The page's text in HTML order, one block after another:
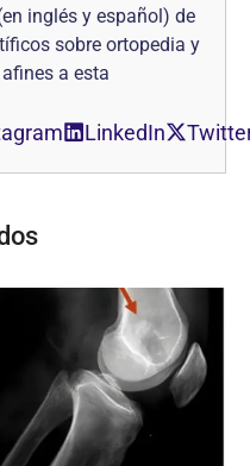
inglés y español) de
sobre ortopedia y
a esta
LinkedIn